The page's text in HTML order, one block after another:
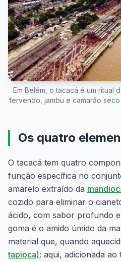
Em Belém, o tacacá é um ritual
fervendo, jambu e camarão
Os quatro
O tacacá tem quatro
função específica no
amarelo extraído da
cozido para eliminar o
ácido, com sabor profundo
goma é o amido úmido da
material que, quando
tapioca); aqui, adicionada